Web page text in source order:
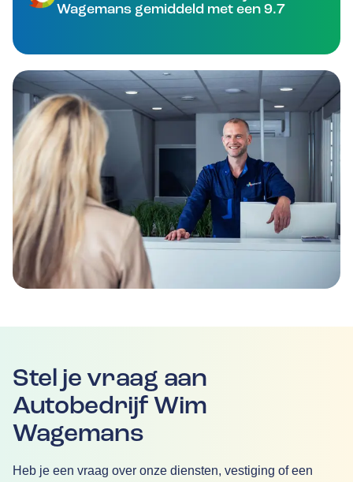
Wagemans gemiddeld met een 9.7
Stel je vraag aan
Autobedrijf Wim
Wagemans
Heb je een vraag over onze diensten, vestiging of een